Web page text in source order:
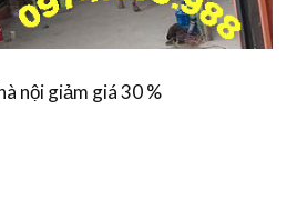
nội giảm giá 30 %